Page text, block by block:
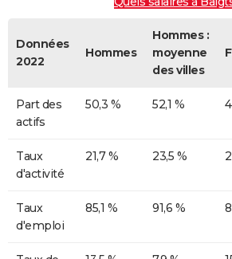
Données
2022
Hommes
Hommes :
moyenne
des villes
Part des
actifs
50,3 % 52,1 %
Taux
d'activité
21,7 % 23,5 %
Taux
d'emploi
85,1 % 91,6 %